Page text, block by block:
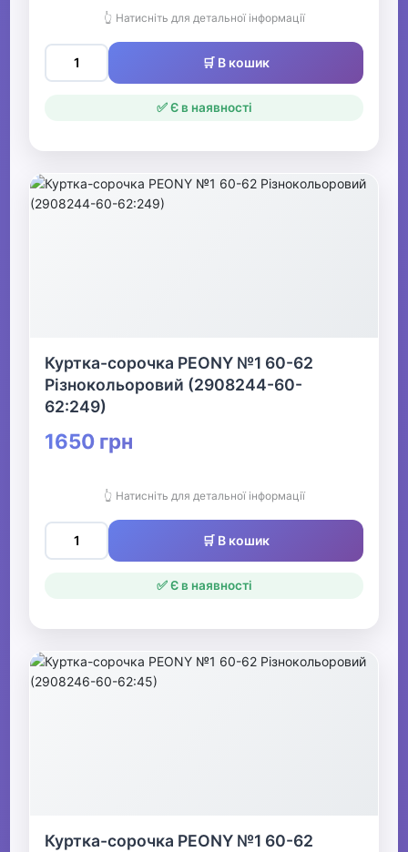
👆 Натисніть для детальної інформації
🛒 В кошик
✅ Є в наявності
Куртка-сорочка PEONY №1 60-62
Різнокольоровий (2908244-60-
62:249)
1650 грн
👆 Натисніть для детальної інформації
🛒 В кошик
✅ Є в наявності
Куртка-сорочка PEONY №1 60-62